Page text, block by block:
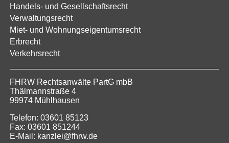
Handels- und Gesellschaftsrecht
Verwaltungsrecht
Miet- und Wohnungseigentumsrecht
Erbrecht
Verkehrsrecht
FHRW Rechtsanwälte PartG mbB
Thälmannstraße 4
99974 Mühlhausen
Telefon: 03601 85123
Fax: 03601 851244
E-Mail: kanzlei@fhrw.de